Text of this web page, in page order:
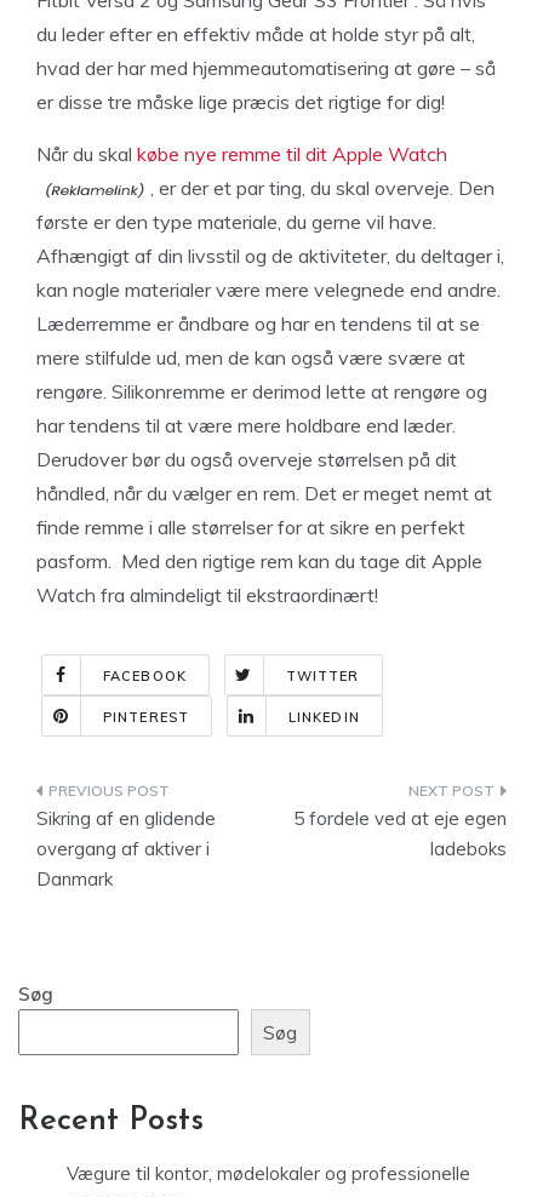
du leder efter en effektiv måde at holde styr på alt,
hvad der har med hjemmeautomatisering at gøre – så
er disse tre måske lige præcis det rigtige for dig!
Når du skal købe nye remme til dit Apple Watch
, er der et par ting, du skal overveje. Den
første er den type materiale, du gerne vil have.
Afhængigt af din livsstil og de aktiviteter, du deltager i,
kan nogle materialer være mere velegnede end andre.
Læderremme er åndbare og har en tendens til at se
mere stilfulde ud, men de kan også være svære at
rengøre. Silikonremme er derimod lette at rengøre og
har tendens til at være mere holdbare end læder.
Derudover bør du også overveje størrelsen på dit
håndled, når du vælger en rem. Det er meget nemt at
finde remme i alle størrelser for at sikre en perfekt
pasform. Med den rigtige rem kan du tage dit Apple
Watch fra almindeligt til ekstraordinært!
FACEBOOK TWITTER
PINTEREST LINKEDIN
Indlægsnavigation
Sikring af en glidende
overgang af aktiver i
Danmark
5 fordele ved at eje egen
ladeboks
Søg
Søg
Recent Posts
Vægure til kontor, mødelokaler og professionelle